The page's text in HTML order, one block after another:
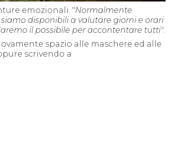
emozionali. "Normalmente
disponibili a valutare giorni e orari
il possibile per accontentare tutti".
spazio alle maschere ed alle
scrivendo a